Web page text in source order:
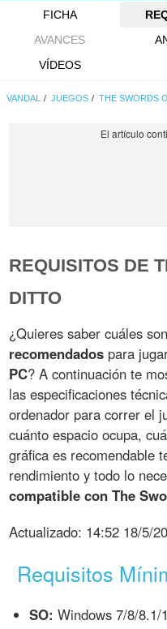
FICHA
AVANCES
VÍDEOS
VANDAL JUEGOS THE SWORDS
REQUISITOS DE
DITTO
¿Quieres saber cuáles
recomendados para
PC? A continuación te
las especificaciones
ordenador para correr el
cuánto espacio ocupa,
gráfica es recomendable
rendimiento y todo lo
compatible con The
Actualizado: 14:52 18/5/
Requisitos
SO: Windows 7/8/8.1/